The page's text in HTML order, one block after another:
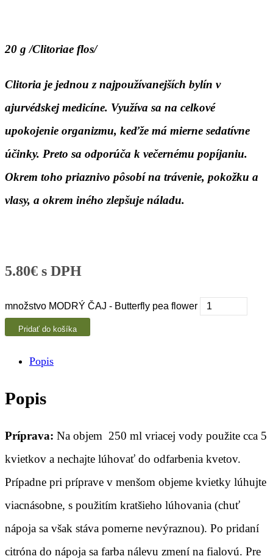
20 g /Clitoriae flos/
Clitoria je jednou z najpoužívanejších bylín v
ajurvédskej medicíne. Využíva sa na celkové
upokojenie organizmu, keďže má mierne sedatívne
účinky. Preto sa odporúča k večernému popíjaniu.
Okrem toho priaznivo pôsobí na trávenie, pokožku a
vlasy, a okrem iného zlepšuje náladu.
5.80€ s DPH
množstvo MODRÝ ČAJ - Butterfly pea flower
Pridať do košíka
Popis
Popis
Príprava: Na objem 250 ml vriacej vody použite cca 5
kvietkov a nechajte lúhovať do odfarbenia kvetov.
Prípadne pri príprave v menšom objeme kvietky lúhujte
viacnásobne, s použitím kratšieho lúhovania (chuť
nápoja sa však stáva pomerne nevýraznou). Po pridaní
citróna do nápoja sa farba nálevu zmení na fialovú. Pre